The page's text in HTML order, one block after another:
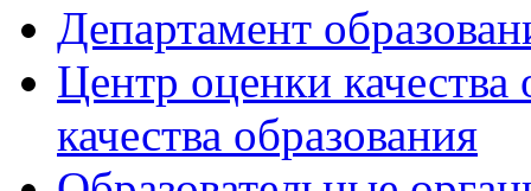
Департамент
Центр оценки качества
качества образования